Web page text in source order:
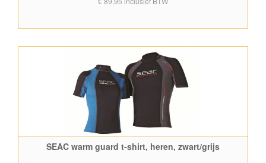
SEAC warm guard t-shirt, heren, zwart/grijs